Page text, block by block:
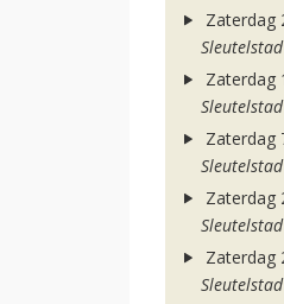
Zaterdag
Zaterdag
Zaterdag
Zaterdag
Zaterdag